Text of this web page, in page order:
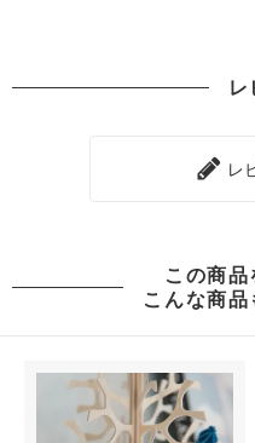
レ
この商
こんな商